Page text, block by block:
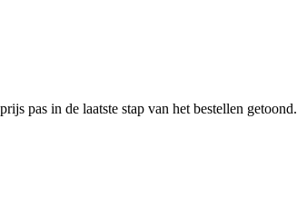
pas in de laatste stap van het bestellen getoond.